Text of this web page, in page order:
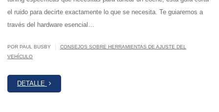
el ruido para decirte exactamente lo que se necesita. Te guiaremos a
través del hardware esencial…
POR PAUL BUSBY
CONSEJOS SOBRE HERRAMIENTAS DE AJUSTE DEL
VEHÍCULO
DETALLE